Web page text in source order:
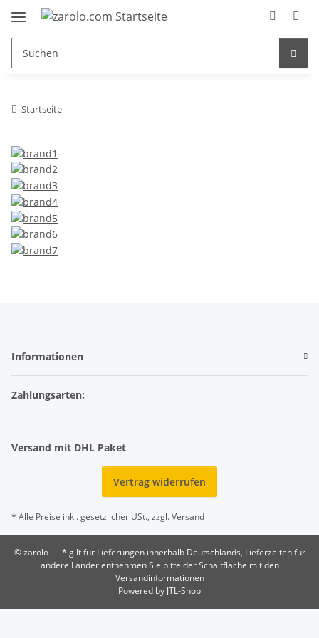
Startseite
Informationen
Zahlungsarten:
Versand mit DHL Paket
Vertrag widerrufen
* Alle Preise inkl. gesetzlicher USt., zzgl.Versand
© zarolo
* gilt für Lieferungen innerhalb Deutschlands, Lieferzeiten für
andere Länder entnehmen Sie bitte der Schaltfläche mit den
Versandinformationen
Powered by JTL-Shop